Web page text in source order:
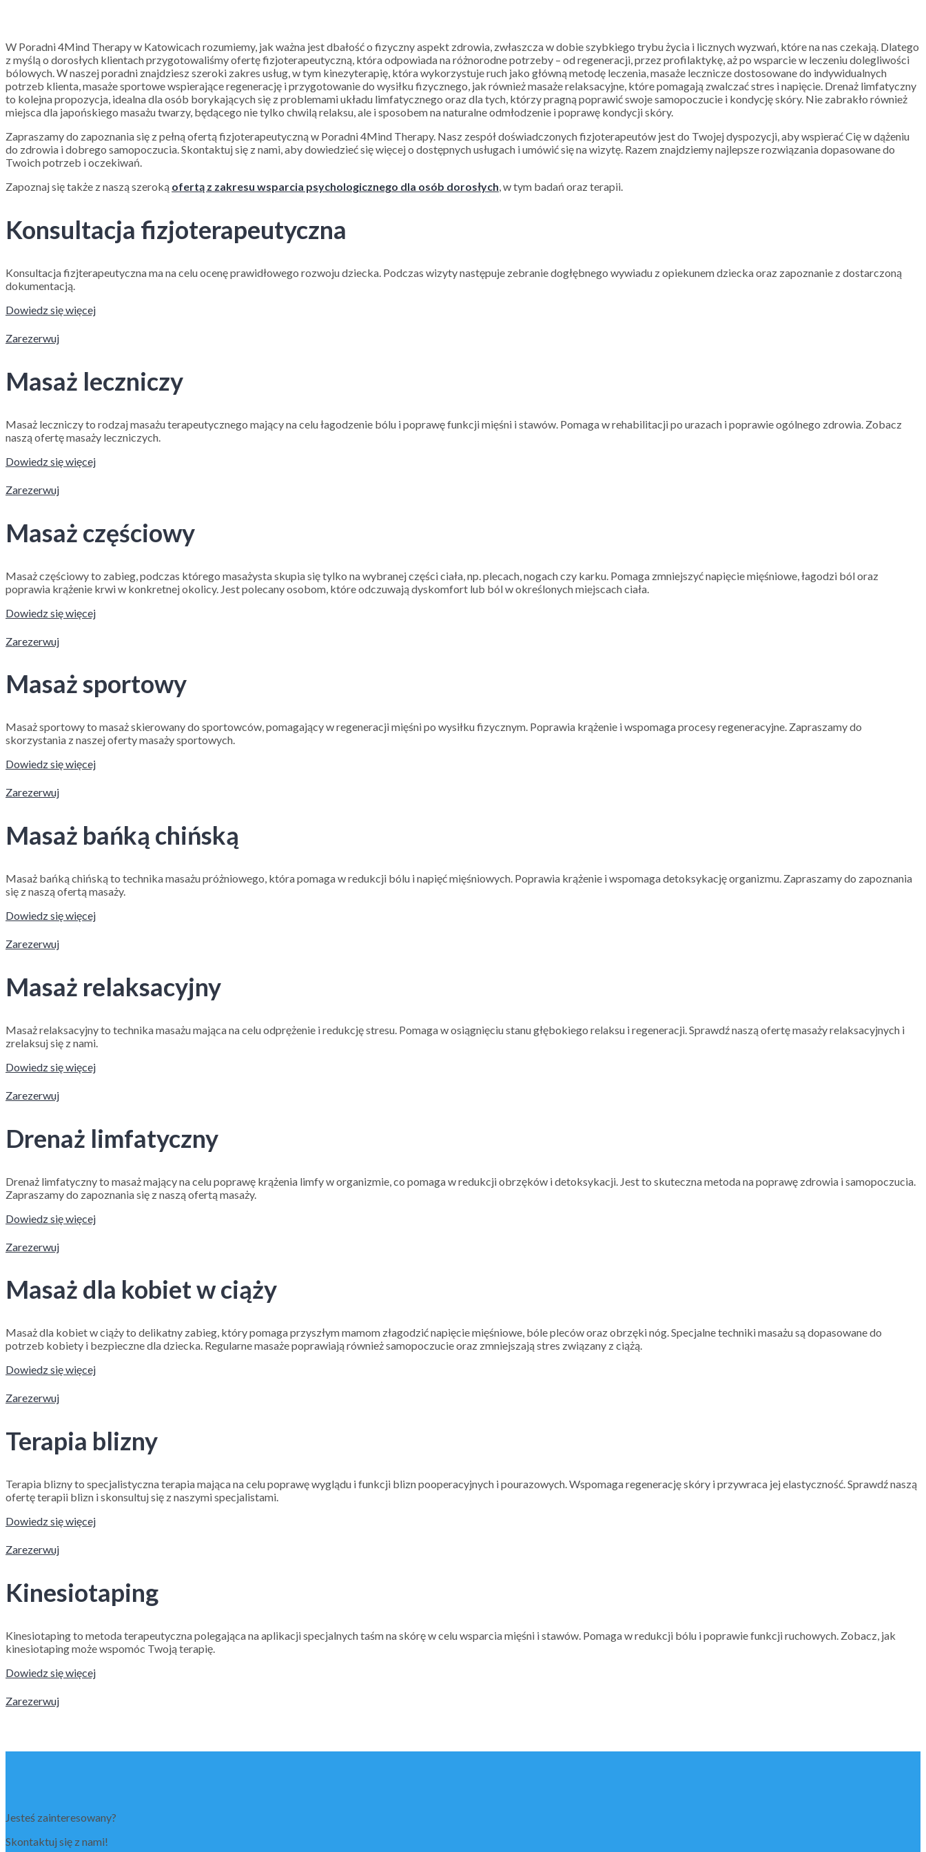
W Poradni 4Mind Therapy w Katowicach rozumiemy, jak ważna jest dbałość o fizyczny aspekt zdrowia, zwłaszcza w dobie szybkiego trybu życia i licznych wyzwań, które na nas czekają. Dlatego
z myślą o dorosłych klientach przygotowaliśmy ofertę fizjoterapeutyczną, która odpowiada na różnorodne potrzeby – od regeneracji, przez profilaktykę, aż po wsparcie w leczeniu dolegliwości
bólowych. W naszej poradni znajdziesz szeroki zakres usług, w tym kinezyterapię, która wykorzystuje ruch jako główną metodę leczenia, masaże lecznicze dostosowane do indywidualnych
potrzeb klienta, masaże sportowe wspierające regenerację i przygotowanie do wysiłku fizycznego, jak również masaże relaksacyjne, które pomagają zwalczać stres i napięcie. Drenaż limfatyczny
to kolejna propozycja, idealna dla osób borykających się z problemami układu limfatycznego oraz dla tych, którzy pragną poprawić swoje samopoczucie i kondycję skóry. Nie zabrakło również
miejsca dla japońskiego masażu twarzy, będącego nie tylko chwilą relaksu, ale i sposobem na naturalne odmłodzenie i poprawę kondycji skóry.
Zapraszamy do zapoznania się z pełną ofertą fizjoterapeutyczną w Poradni 4Mind Therapy. Nasz zespół doświadczonych fizjoterapeutów jest do Twojej dyspozycji, aby wspierać Cię w dążeniu
do zdrowia i dobrego samopoczucia. Skontaktuj się z nami, aby dowiedzieć się więcej o dostępnych usługach i umówić się na wizytę. Razem znajdziemy najlepsze rozwiązania dopasowane do
Twoich potrzeb i oczekiwań.
Zapoznaj się także z naszą szeroką ofertą z zakresu wsparcia psychologicznego dla osób dorosłych, w tym badań oraz terapii.
Konsultacja fizjoterapeutyczna
Konsultacja fizjterapeutyczna ma na celu ocenę prawidłowego rozwoju dziecka. Podczas wizyty następuje zebranie dogłębnego wywiadu z opiekunem dziecka oraz zapoznanie z dostarczoną
dokumentacją.
Dowiedz się więcej
Zarezerwuj
Masaż leczniczy
Masaż leczniczy to rodzaj masażu terapeutycznego mający na celu łagodzenie bólu i poprawę funkcji mięśni i stawów. Pomaga w rehabilitacji po urazach i poprawie ogólnego zdrowia. Zobacz
naszą ofertę masaży leczniczych.
Dowiedz się więcej
Zarezerwuj
Masaż częściowy
Masaż częściowy to zabieg, podczas którego masażysta skupia się tylko na wybranej części ciała, np. plecach, nogach czy karku. Pomaga zmniejszyć napięcie mięśniowe, łagodzi ból oraz
poprawia krążenie krwi w konkretnej okolicy. Jest polecany osobom, które odczuwają dyskomfort lub ból w określonych miejscach ciała.
Dowiedz się więcej
Zarezerwuj
Masaż sportowy
Masaż sportowy to masaż skierowany do sportowców, pomagający w regeneracji mięśni po wysiłku fizycznym. Poprawia krążenie i wspomaga procesy regeneracyjne. Zapraszamy do
skorzystania z naszej oferty masaży sportowych.
Dowiedz się więcej
Zarezerwuj
Masaż bańką chińską
Masaż bańką chińską to technika masażu próżniowego, która pomaga w redukcji bólu i napięć mięśniowych. Poprawia krążenie i wspomaga detoksykację organizmu. Zapraszamy do zapoznania
się z naszą ofertą masaży.
Dowiedz się więcej
Zarezerwuj
Masaż relaksacyjny
Masaż relaksacyjny to technika masażu mająca na celu odprężenie i redukcję stresu. Pomaga w osiągnięciu stanu głębokiego relaksu i regeneracji. Sprawdź naszą ofertę masaży relaksacyjnych i
zrelaksuj się z nami.
Dowiedz się więcej
Zarezerwuj
Drenaż limfatyczny
Drenaż limfatyczny to masaż mający na celu poprawę krążenia limfy w organizmie, co pomaga w redukcji obrzęków i detoksykacji. Jest to skuteczna metoda na poprawę zdrowia i samopoczucia.
Zapraszamy do zapoznania się z naszą ofertą masaży.
Dowiedz się więcej
Zarezerwuj
Masaż dla kobiet w ciąży
Masaż dla kobiet w ciąży to delikatny zabieg, który pomaga przyszłym mamom złagodzić napięcie mięśniowe, bóle pleców oraz obrzęki nóg. Specjalne techniki masażu są dopasowane do
potrzeb kobiety i bezpieczne dla dziecka. Regularne masaże poprawiają również samopoczucie oraz zmniejszają stres związany z ciążą.
Dowiedz się więcej
Zarezerwuj
Terapia blizny
Terapia blizny to specjalistyczna terapia mająca na celu poprawę wyglądu i funkcji blizn pooperacyjnych i pourazowych. Wspomaga regenerację skóry i przywraca jej elastyczność. Sprawdź naszą
ofertę terapii blizn i skonsultuj się z naszymi specjalistami.
Dowiedz się więcej
Zarezerwuj
Kinesiotaping
Kinesiotaping to metoda terapeutyczna polegająca na aplikacji specjalnych taśm na skórę w celu wsparcia mięśni i stawów. Pomaga w redukcji bólu i poprawie funkcji ruchowych. Zobacz, jak
kinesiotaping może wspomóc Twoją terapię.
Dowiedz się więcej
Zarezerwuj
Jesteś zainteresowany?
Skontaktuj się z nami!